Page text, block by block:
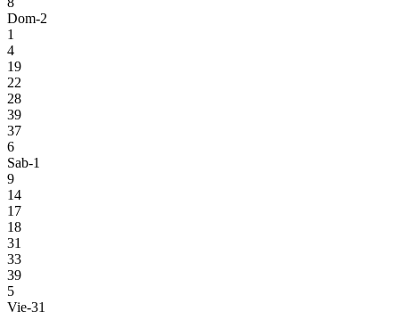
Dom-2
1
4
19
22
28
39
37
6
Sab-1
9
14
17
18
31
33
39
5
Vie-31